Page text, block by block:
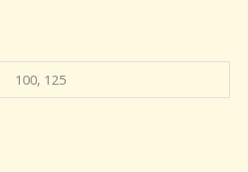
100, 125